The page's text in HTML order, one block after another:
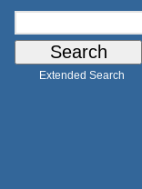
Extended Search